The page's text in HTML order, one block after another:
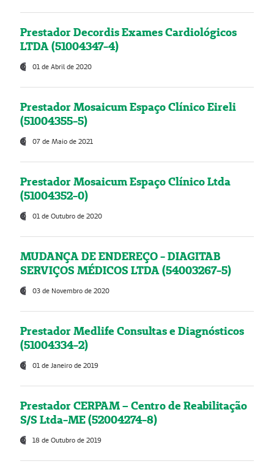
Prestador Decordis Exames Cardiológicos
LTDA (51004347-4)
01 de Abril de 2020
Prestador Mosaicum Espaço Clínico Eireli
(51004355-5)
07 de Maio de 2021
Prestador Mosaicum Espaço Clínico Ltda
(51004352-0)
01 de Outubro de 2020
MUDANÇA DE ENDEREÇO - DIAGITAB
SERVIÇOS MÉDICOS LTDA (54003267-5)
03 de Novembro de 2020
Prestador Medlife Consultas e Diagnósticos
(51004334-2)
01 de Janeiro de 2019
Prestador CERPAM – Centro de Reabilitação
S/S Ltda-ME (52004274-8)
18 de Outubro de 2019